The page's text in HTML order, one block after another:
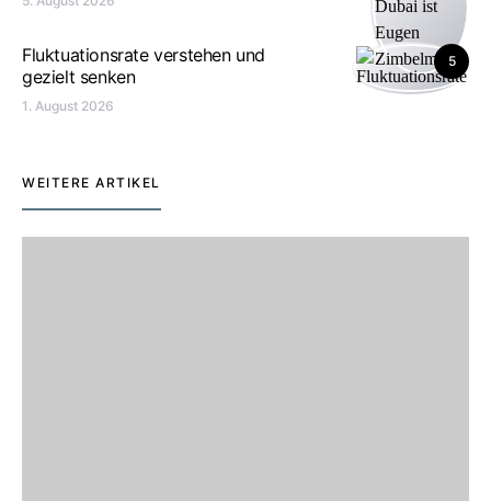
5
Fluktuationsrate verstehen und
gezielt senken
1. August 2026
WEITERE ARTIKEL